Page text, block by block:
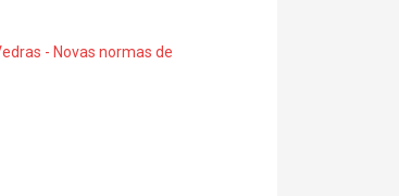
- Novas normas de